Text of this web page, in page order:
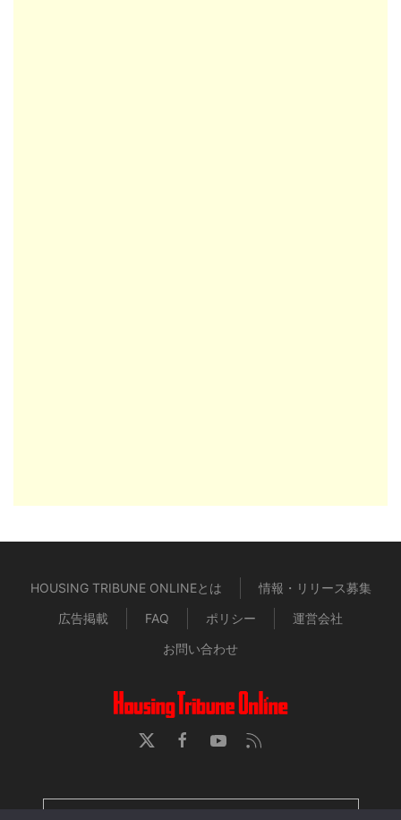
HOUSING TRIBUNE ONLINEとは
情報・リリース募集
広告掲載
FAQ ポリシー
運営会社
お問い合わせ